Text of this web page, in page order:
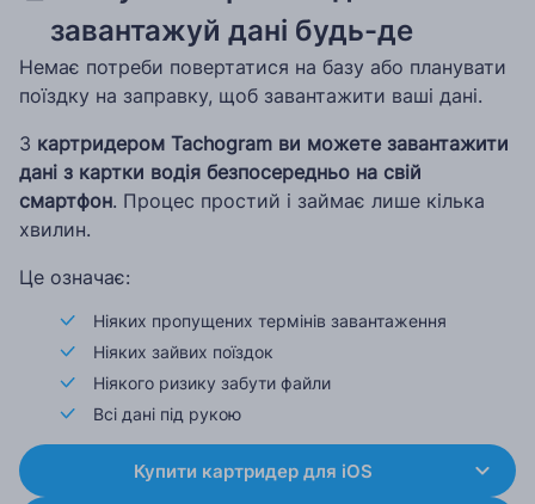
завантажуй дані будь-де
Немає потреби повертатися на базу або планувати
поїздку на заправку, щоб завантажити ваші дані.
З картридером Tachogram ви можете завантажити
дані з картки водія безпосередньо на свій
смартфон. Процес простий і займає лише кілька
хвилин.
Це означає:
Ніяких пропущених термінів завантаження
Ніяких зайвих поїздок
Ніякого ризику забути файли
Всі дані під рукою
Купити картридер для iOS